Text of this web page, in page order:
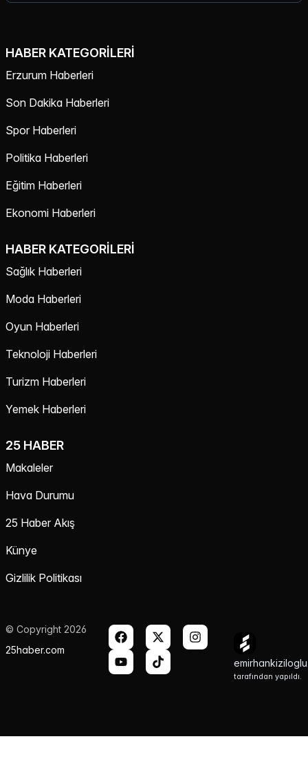
HABER KATEGORILERI
Erzurum Haberleri
Son Dakika Haberleri
Spor Haberleri
Politika Haberleri
Eğitim Haberleri
Ekonomi Haberleri
HABER KATEGORILERI
Sağlık Haberleri
Moda Haberleri
Oyun Haberleri
Teknoloji Haberleri
Turizm Haberleri
Yemek Haberleri
25 HABER
Makaleler
Hava Durumu
25 Haber Akış
Künye
Gizlilik Politikası
© Copyright 2026
25haber.com
tarafından yapıldı.